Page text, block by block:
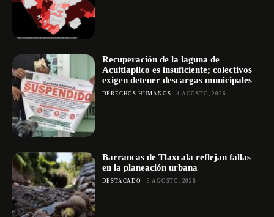
Recuperación de la laguna de
Acuitlapilco es insuficiente; colectivos
exigen detener descargas municipales
DERECHOS HUMANOS 4 AGOSTO, 2026
Barrancas de Tlaxcala reflejan fallas
en la planeación urbana
DESTACADO 3 AGOSTO, 2026